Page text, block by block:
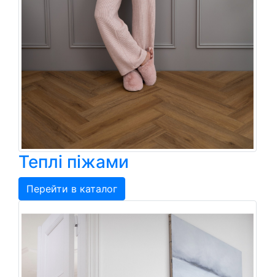
Теплі піжами
Перейти в каталог